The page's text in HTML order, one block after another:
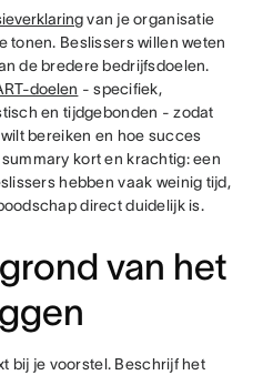
van je organisatie
tonen. Beslissers willen weten
de bredere bedrijfsdoelen.
doelen - specifiek,
en tijdgebonden - zodat
bereiken en hoe succes
kort en krachtig: een
hebben vaak weinig tijd,
direct duidelijk is.
van het
bij je voorstel. Beschrijf het